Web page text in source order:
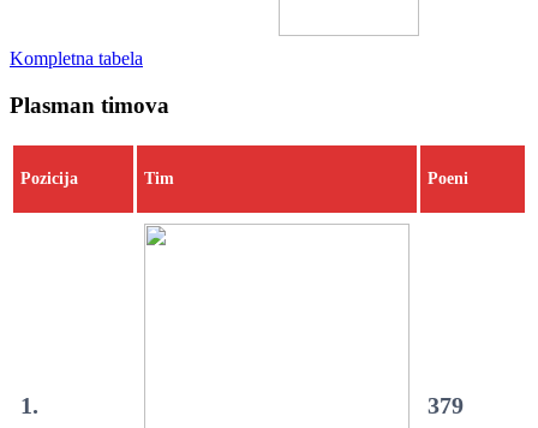
Kompletna tabela
Plasman timova
Pozicija Tim Poeni
1. 379